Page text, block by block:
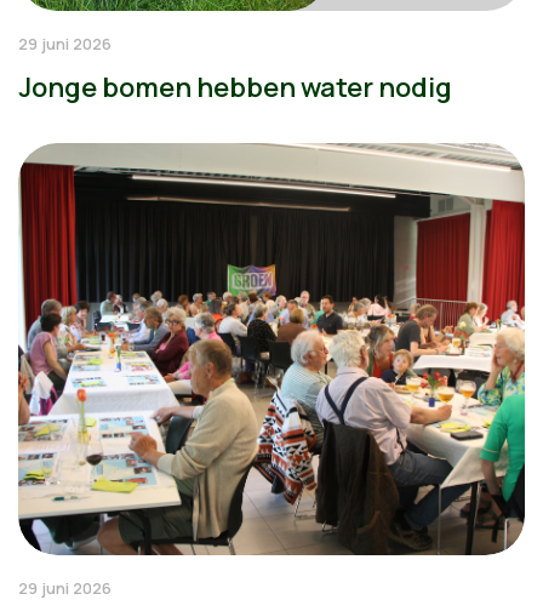
29 juni 2026
Jonge bomen hebben water nodig
29 juni 2026